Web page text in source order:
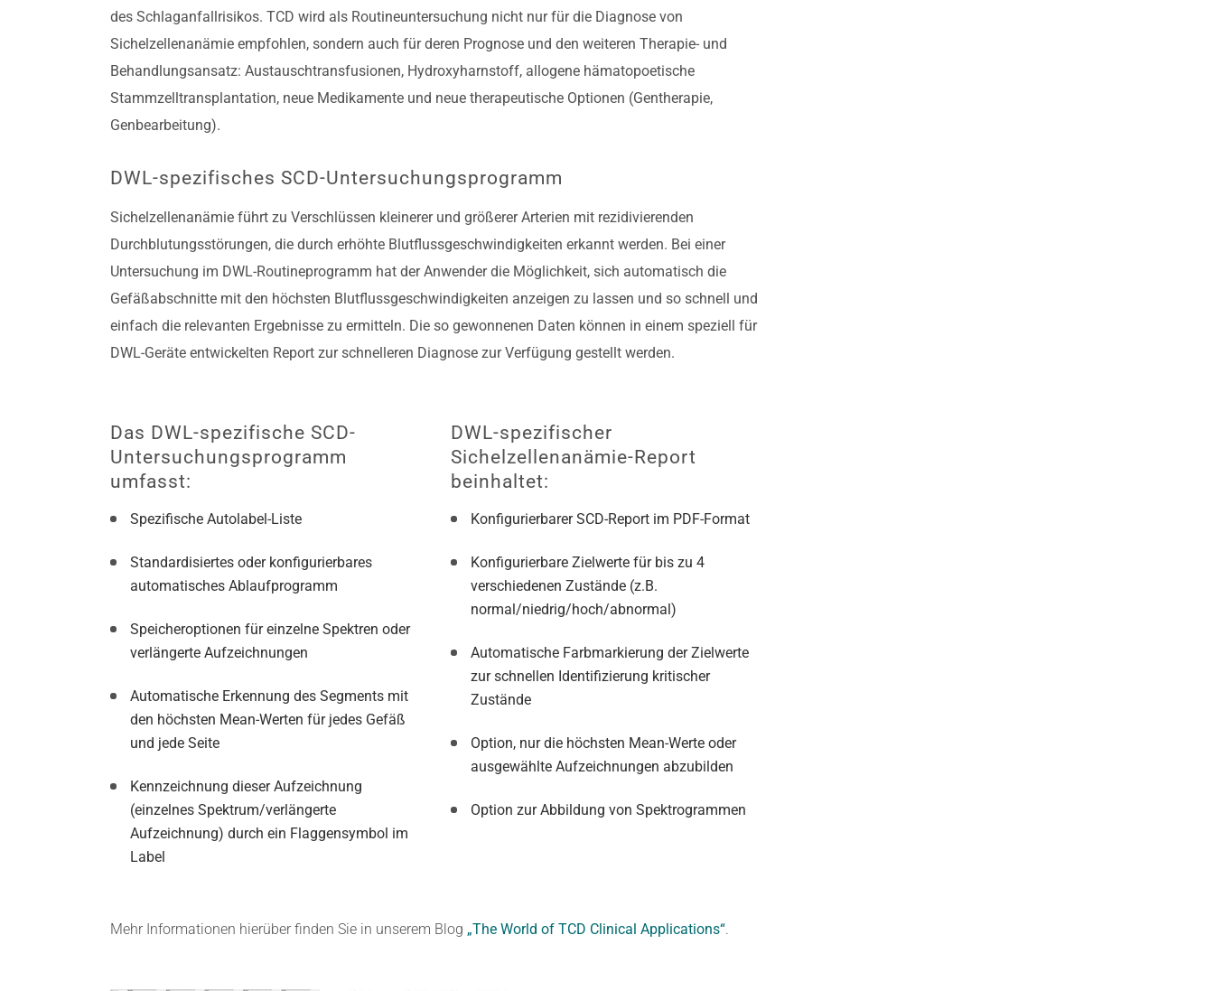
des Schlaganfallrisikos. TCD wird als Routineuntersuchung nicht nur für die Diagnose von
Sichelzellenanämie empfohlen, sondern auch für deren Prognose und den weiteren Therapie- und
Behandlungsansatz: Austauschtransfusionen, Hydroxyharnstoff, allogene hämatopoetische
Stammzelltransplantation, neue Medikamente und neue therapeutische Optionen (Gentherapie,
Genbearbeitung).
DWL-spezifisches SCD-Untersuchungsprogramm
Sichelzellenanämie führt zu Verschlüssen kleinerer und größerer Arterien mit rezidivierenden
Durchblutungsstörungen, die durch erhöhte Blutflussgeschwindigkeiten erkannt werden. Bei einer
Untersuchung im DWL-Routineprogramm hat der Anwender die Möglichkeit, sich automatisch die
Gefäßabschnitte mit den höchsten Blutflussgeschwindigkeiten anzeigen zu lassen und so schnell und
einfach die relevanten Ergebnisse zu ermitteln. Die so gewonnenen Daten können in einem speziell für
DWL-Geräte entwickelten Report zur schnelleren Diagnose zur Verfügung gestellt werden.
Das DWL-spezifische SCD-
Untersuchungsprogramm
umfasst:
Spezifische Autolabel-Liste
Standardisiertes oder konfigurierbares
automatisches Ablaufprogramm
Speicheroptionen für einzelne Spektren oder
verlängerte Aufzeichnungen
Automatische Erkennung des Segments mit
den höchsten Mean-Werten für jedes Gefäß
und jede Seite
Kennzeichnung dieser Aufzeichnung
(einzelnes Spektrum/verlängerte
Aufzeichnung) durch ein Flaggensymbol im
Label
DWL-spezifischer
Sichelzellenanämie-Report
beinhaltet:
Konfigurierbarer SCD-Report im PDF-Format
Konfigurierbare Zielwerte für bis zu 4
verschiedenen Zustände (z.B.
normal/niedrig/hoch/abnormal)
Automatische Farbmarkierung der Zielwerte
zur schnellen Identifizierung kritischer
Zustände
Option, nur die höchsten Mean-Werte oder
ausgewählte Aufzeichnungen abzubilden
Option zur Abbildung von Spektrogrammen
Mehr Informationen hierüber finden Sie in unserem Blog „The World of TCD Clinical Applications“.